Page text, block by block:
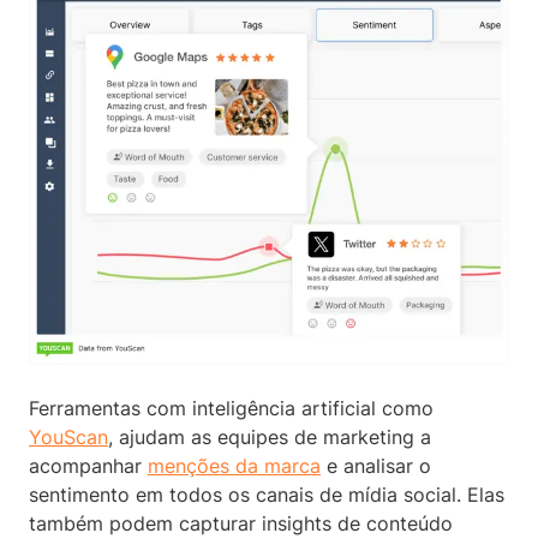
Ferramentas com inteligência artificial como
YouScan, ajudam as equipes de marketing a
acompanhar menções da marca e analisar o
sentimento em todos os canais de mídia social. Elas
também podem capturar insights de conteúdo